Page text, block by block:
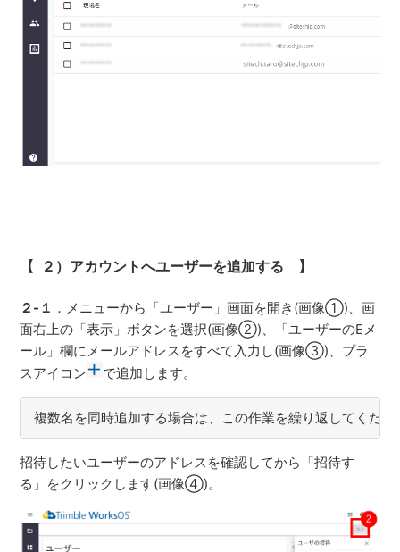
【 ２）アカウントへユーザーを追加する 】
２-１ ．メニューから「ユーザー」画面を開き(画像①)、画
面右上の「表示」ボタンを選択(画像②)、「ユーザーのEメ
ール」欄にメールアドレスをすべて入力し(画像③)、プラ
スアイコン
で追加します。
複数名を同時追加する場合は、この作業を繰り返してくださ
招待したいユーザーのアドレスを確認してから「招待す
る」をクリックします(画像④)。